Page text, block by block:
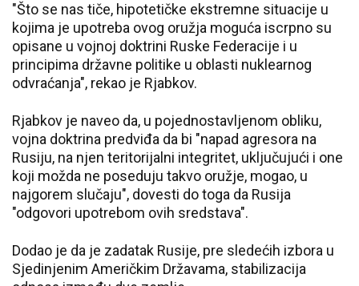
"Što se nas tiče, hipotetičke ekstremne situacije u
kojima je upotreba ovog oružja moguća iscrpno su
opisane u vojnoj doktrini Ruske Federacije i u
principima državne politike u oblasti nuklearnog
odvraćanja", rekao je Rjabkov.
Rjabkov je naveo da, u pojednostavljenom obliku,
vojna doktrina predviđa da bi "napad agresora na
Rusiju, na njen teritorijalni integritet, uključujući i one
koji možda ne poseduju takvo oružje, mogao, u
najgorem slučaju", dovesti do toga da Rusija
"odgovori upotrebom ovih sredstava".
Dodao je da je zadatak Rusije, pre sledećih izbora u
Sjedinjenim Američkim Državama, stabilizacija